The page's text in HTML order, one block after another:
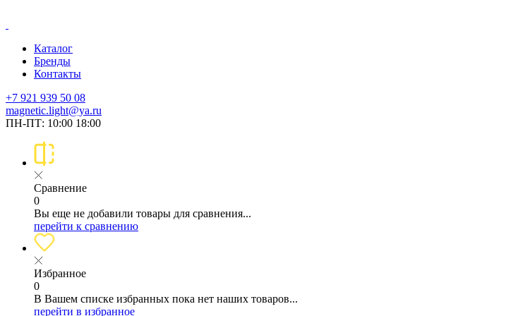
Каталог
Бренды
Контакты
+7 921 939 50 08
magnetic.light@ya.ru
ПН-ПТ: 10:00 18:00
Сравнение
0
Вы еще не добавили товары для сравнения...
перейти к сравнению
Избранное
0
В Вашем списке избранных пока нет наших товаров...
перейти в избранное